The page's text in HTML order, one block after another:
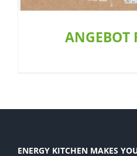
ANGEBOT
ENERGY KITCHEN MAKES